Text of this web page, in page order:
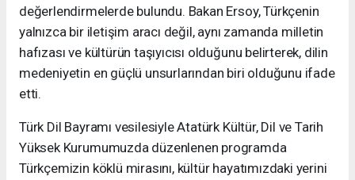
değerlendirmelerde bulundu. Bakan Ersoy, Türkçenin
yalnızca bir iletişim aracı değil, aynı zamanda milletin
hafızası ve kültürün taşıyıcısı olduğunu belirterek, dilin
medeniyetin en güçlü unsurlarından biri olduğunu ifade
etti.
Türk Dil Bayramı vesilesiyle Atatürk Kültür, Dil ve Tarih
Yüksek Kurumumuzda düzenlenen programda
Türkçemizin köklü mirasını, kültür hayatımızdaki yerini